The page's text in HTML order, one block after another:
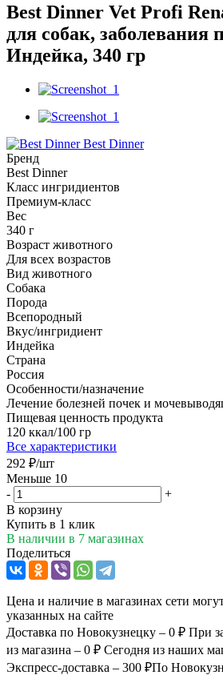
Best Dinner Vet Profi
для собак, заболевания
Индейка, 340 гр
Best Dinner
Бренд
Best Dinner
Класс ингридиентов
Премиум-класс
Вес
340 г
Возраст животного
Для всех возрастов
Вид животного
Собака
Порода
Всепородный
Вкус/ингридиент
Индейка
Страна
Россия
Особенности/назначение
Лечение болезней почек и
Пищевая ценность продукта
120 ккал/100 гр
Все характеристики
292 ₽/шт
Меньше 10
-
+
В корзину
Купить в 1 клик
В наличии в 7 магазинах
Поделиться
Цена и наличие в магазинах сети
указанных на сайте
Доставка по Новокузнецку – 0 ₽ При
из магазина – 0 ₽ Сегодня из наших
Экспресс-доставка – 300 ₽По